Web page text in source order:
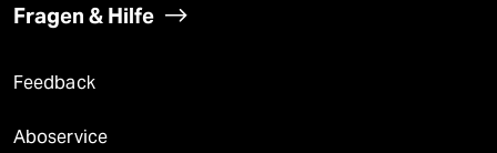
Fragen & Hilfe
Feedback
Aboservice